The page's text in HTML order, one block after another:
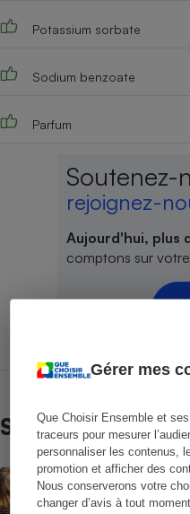
Gérer mes
Que Choisir Ensemble et
traceurs pour mesurer
personnaliser les contenus,
promotion et afficher des
Nous conserverons votre
changer d’avis à tout
Potassium sorbate
Sodium benzoate
Parfum
Soutenez-
rejoignez-
Aujourd'hui, plus
comptons sur
Sur le même sujet
ACTUALITÉ
Les
répulsif le